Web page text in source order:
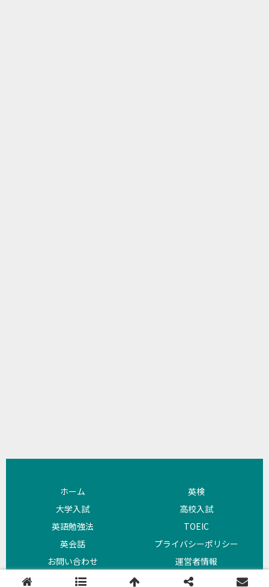
ホーム
英検
大学入試
高校入試
英語勉強法
TOEIC
英会話
プライバシーポリシー
お問い合わせ
運営者情報
Copyright © 2018 よびめも All Rights Reserved.